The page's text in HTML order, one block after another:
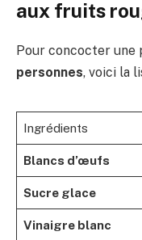
aux fruits
Pour concocter une
personnes, voici la
Ingrédients
Blancs d’œufs
Sucre glace
Vinaigre blanc